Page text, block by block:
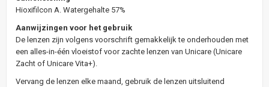
Hioxifilcon A. Watergehalte 57%
Aanwijzingen voor het gebruik
De lenzen zijn volgens voorschrift gemakkelijk te onderhouden met
een alles-in-één vloeistof voor zachte lenzen van Unicare (Unicare
Zacht of Unicare Vita+).
Vervang de lenzen elke maand, gebruik de lenzen uitsluitend